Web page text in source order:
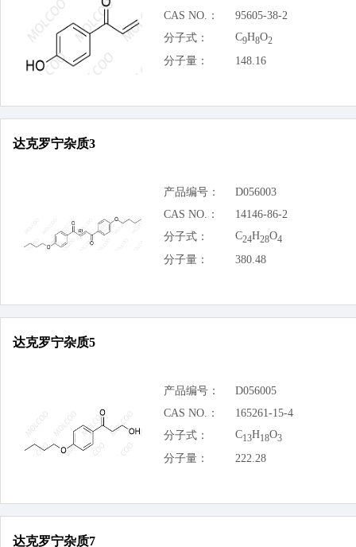
CAS NO.：
95605-38-2
分子式：
C9H8O2
分子量： 148.16
达克罗宁杂质3
产品编号：
D056003
CAS NO.：
14146-86-2
分子式：
C24H28O4
分子量： 380.48
达克罗宁杂质5
产品编号：
D056005
CAS NO.：
165261-15-4
分子式：
C13H18O3
分子量： 222.28
达克罗宁杂质7